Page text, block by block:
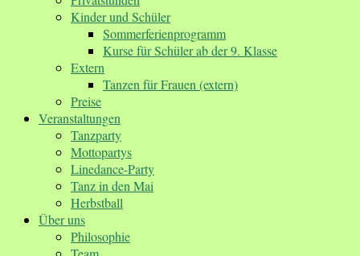
Kinder und Schüler
Sommerferienprogramm
Kurse für Schüler ab der 9. Klasse
Extern
Tanzen für Frauen (extern)
Preise
Veranstaltungen
Tanzparty
Mottopartys
Linedance-Party
Tanz in den Mai
Herbstball
Über uns
Philosophie